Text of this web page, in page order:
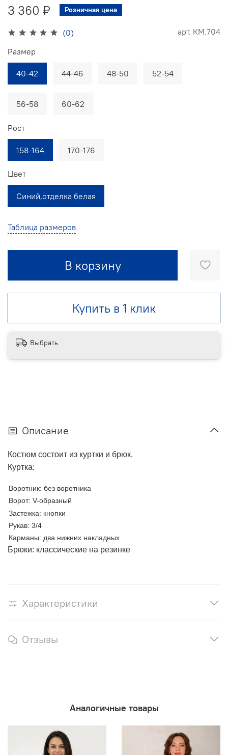
(0) арт. КМ.704
3 360 ₽ Розничная цена
Таблица размеров
В корзину
Купить в 1 клик
Размер
40-42 44-46 48-50 52-54
56-58 60-62
Рост
158-164 170-176
Цвет
Синий,отделка белая
Выбрать
Описание
Костюм состоит из куртки и брюк.
Куртка:
Воротник: без воротника
Ворот: V-образный
Застежка: кнопки
Рукав: 3/4
Карманы: два нижних накладных
Брюки: классические на резинке
Характеристики
Отзывы
Аналогичные товары